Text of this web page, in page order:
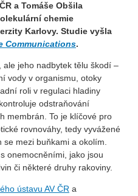
a Tomáše Obšila
chemie
Karlovy. Studie vyšla
Communications.
jeho nadbytek tělu škodí –
vody v organismu, otoky
roli v regulaci hladiny
odstraňování
membrán. To je klíčové pro
rovnováhy, tedy vyvážené
se mezi buňkami a okolím.
onemocněními, jako jsou
či některé druhy rakoviny.
ústavu AV ČR a